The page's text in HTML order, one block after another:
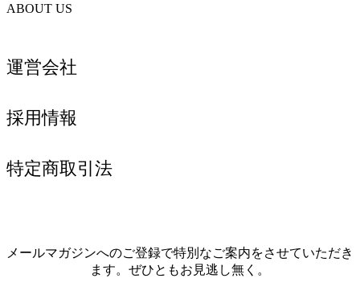
ABOUT US
運営会社
採用情報
特定商取引法
メールマガジンへのご登録で特別なご案内をさせていただき
ます。ぜひともお見逃し無く。